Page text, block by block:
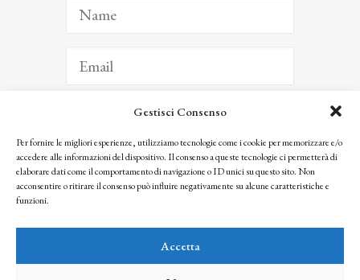
Gestisci Consenso
Per fornire le migliori esperienze, utilizziamo tecnologie come i cookie per memorizzare e/o
accedere alle informazioni del dispositivo. Il consenso a queste tecnologie ci permetterà di
elaborare dati come il comportamento di navigazione o ID unici su questo sito. Non
acconsentire o ritirare il consenso può influire negativamente su alcune caratteristiche e
funzioni.
Accetta
ISCRIVITI
Facendo clic per iscriverti, riconosci che le tue informazioni saranno trattate
seguendo la nostra Privacy Policy
© 2025 Istituto Matteucci. All right reserved
l’autorizzazione scritta dei proprietari dei diritti e dell’Istituto Matteucci